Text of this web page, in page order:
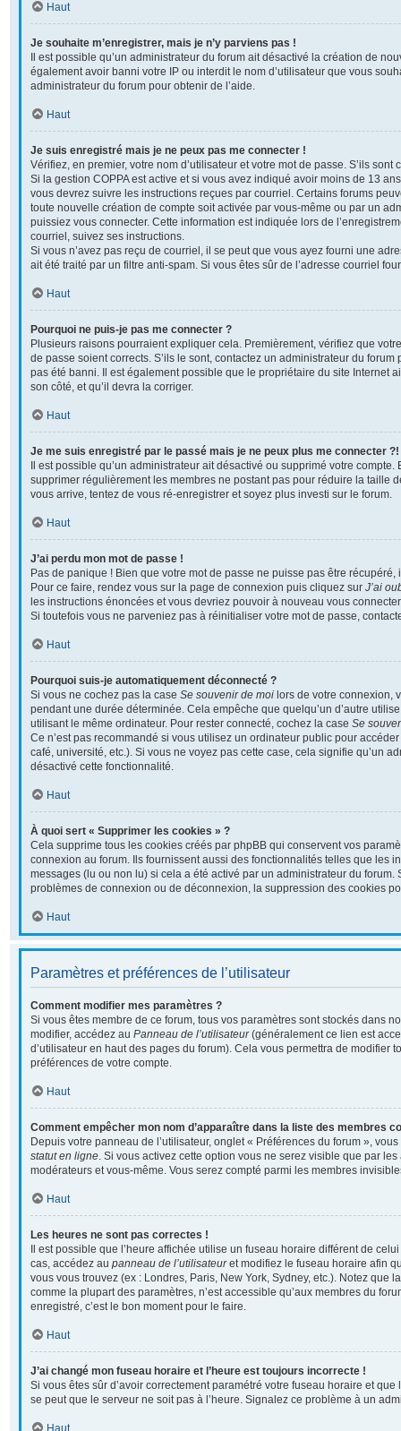
Haut
Je souhaite m’enregistrer, mais je n’y parviens pas !
Il est possible qu’un administrateur du forum ait désactivé la création de
également avoir banni votre IP ou interdit le nom d’utilisateur que vous
administrateur du forum pour obtenir de l’aide.
Haut
Je suis enregistré mais je ne peux pas me connecter !
Vérifiez, en premier, votre nom d’utilisateur et votre mot de passe. S’ils sont
Si la gestion COPPA est active et si vous avez indiqué avoir moins de 13
vous devrez suivre les instructions reçues par courriel. Certains forums
toute nouvelle création de compte soit activée par vous-même ou par un
puissiez vous connecter. Cette information est indiquée lors de
courriel, suivez ses instructions.
Si vous n’avez pas reçu de courriel, il se peut que vous ayez fourni une
ait été traité par un filtre anti-spam. Si vous êtes sûr de l’adresse courriel
Haut
Pourquoi ne puis-je pas me connecter ?
Plusieurs raisons pourraient expliquer cela. Premièrement, vérifiez que
de passe soient corrects. S’ils le sont, contactez un administrateur du forum
pas été banni. Il est également possible que le propriétaire du site Internet
son côté, et qu’il devra la corriger.
Haut
Je me suis enregistré par le passé mais je ne peux plus me connecter ?!
Il est possible qu’un administrateur ait désactivé ou supprimé votre compte.
supprimer régulièrement les membres ne postant pas pour réduire la taille
vous arrive, tentez de vous ré-enregistrer et soyez plus investi sur le forum.
Haut
J’ai perdu mon mot de passe !
Pas de panique ! Bien que votre mot de passe ne puisse pas être
Pour ce faire, rendez vous sur la page de connexion puis cliquez sur J’ai
les instructions énoncées et vous devriez pouvoir à nouveau vous
Si toutefois vous ne parveniez pas à réinitialiser votre mot de passe,
Haut
Pourquoi suis-je automatiquement déconnecté ?
Si vous ne cochez pas la case Se souvenir de moi lors de votre connexion,
pendant une durée déterminée. Cela empêche que quelqu’un d’autre
utilisant le même ordinateur. Pour rester connecté, cochez la case Se
Ce n’est pas recommandé si vous utilisez un ordinateur public pour
café, université, etc.). Si vous ne voyez pas cette case, cela signifie qu’un
désactivé cette fonctionnalité.
Haut
À quoi sert « Supprimer les cookies » ?
Cela supprime tous les cookies créés par phpBB qui conservent vos
connexion au forum. Ils fournissent aussi des fonctionnalités telles que les
messages (lu ou non lu) si cela a été activé par un administrateur du forum.
problèmes de connexion ou de déconnexion, la suppression des cookies
Haut
Paramètres et préférences de l’utilisateur
Comment modifier mes paramètres ?
Si vous êtes membre de ce forum, tous vos paramètres sont stockés dans
modifier, accédez au Panneau de l’utilisateur(généralement ce lien est
d’utilisateur en haut des pages du forum). Cela vous permettra de modifier
préférences de votre compte.
Haut
Comment empêcher mon nom d’apparaître dans la liste des membres
Depuis votre panneau de l’utilisateur, onglet « Préférences du forum »,
statut en ligne. Si vous activez cette option vous ne serez visible que par
modérateurs et vous-même. Vous serez compté parmi les membres
Haut
Les heures ne sont pas correctes !
Il est possible que l’heure affichée utilise un fuseau horaire différent de
cas, accédez au panneau de l’utilisateuret modifiez le fuseau horaire afin
vous vous trouvez (ex : Londres, Paris, New York, Sydney, etc.). Notez que
comme la plupart des paramètres, n’est accessible qu’aux membres du
enregistré, c’est le bon moment pour le faire.
Haut
J’ai changé mon fuseau horaire et l’heure est toujours incorrecte !
Si vous êtes sûr d’avoir correctement paramétré votre fuseau horaire et que
se peut que le serveur ne soit pas à l’heure. Signalez ce problème à un
Haut